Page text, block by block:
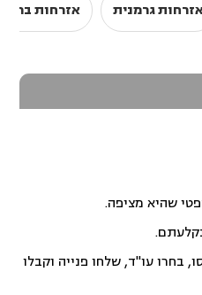
גרמנית אזרחות
שהיא מציפה.
בחרו עו"ד, שלחו פנייה וקבלו